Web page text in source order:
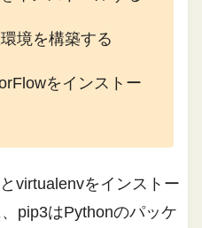
境を構築する
をインストー
virtualenvをインストー
pip3はPythonのパッケ